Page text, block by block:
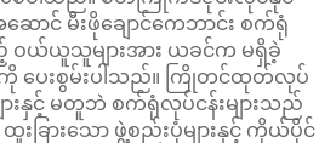
ာင် မီးဖိုချောင်ကေဘာင်း စက်ရုံ
ဝယ်ယူသူများအား ယခင်က မရှိခဲ့
ပေးစွမ်းပါသည်။ ကြိုတင်ထုတ်လုပ်
နှင့် မတူဘဲ စက်ရုံလုပ်ငန်းများသည်
ခြားသော ဖွဲ့စည်းပုံများနှင့် ကိုယ်ပိုင်